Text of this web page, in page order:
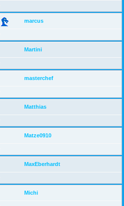
marcus
Martini
masterchef
Matthias
Matze0910
MaxEberhardt
Michi